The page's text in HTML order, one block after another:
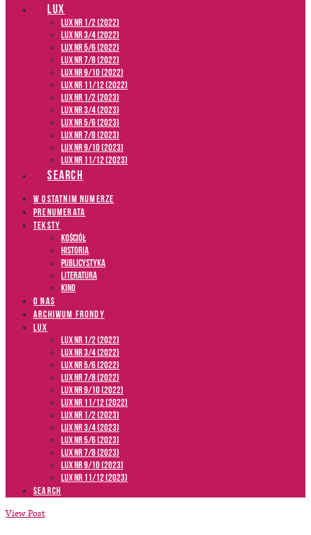
LUX
LUX NR 1/2 (2022)
LUX NR 3/4 (2022)
LUX NR 5/6 (2022)
LUX NR 7/8 (2022)
LUX nr 9/10 (2022)
LUX NR 11/12 (2022)
LUX NR 1/2 (2023)
LUX NR 3/4 (2023)
LUX NR 5/6 (2023)
LUX NR 7/8 (2023)
LUX NR 9/10 (2023)
LUX NR 11/12 (2023)
SEARCH
W OSTATNIM NUMERZE
PRENUMERATA
TEKSTY
Kościół
Historia
Publicystyka
Literatura
Kino
O NAS
ARCHIWUM FRONDY
LUX
LUX NR 1/2 (2022)
LUX NR 3/4 (2022)
LUX NR 5/6 (2022)
LUX NR 7/8 (2022)
LUX nr 9/10 (2022)
LUX NR 11/12 (2022)
LUX NR 1/2 (2023)
LUX NR 3/4 (2023)
LUX NR 5/6 (2023)
LUX NR 7/8 (2023)
LUX NR 9/10 (2023)
LUX NR 11/12 (2023)
SEARCH
View Post